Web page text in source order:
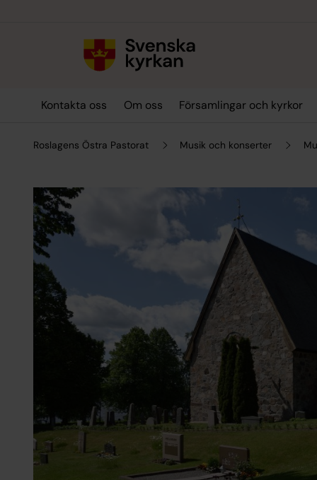
Kontakta oss Om oss Församlingar och kyrkor
Roslagens Östra Pastorat Musik och konserter